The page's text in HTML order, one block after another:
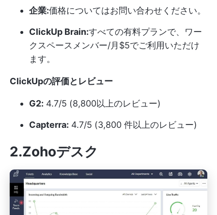
企業:価格についてはお問い合わせください。
ClickUp Brain:すべての有料プランで、ワー
クスペースメンバー/月$5でご利用いただけ
ます。
ClickUpの評価とレビュー
G2: 4.7/5 (8,800以上のレビュー)
Capterra: 4.7/5 (3,800 件以上のレビュー)
2.Zohoデスク